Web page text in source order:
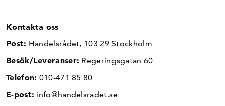
Kontakta oss
Post: Handelsrådet, 103 29 Stockholm
Besök/Leveranser: Regeringsgatan 60
Telefon: 010-471 85 80
E-post: info@handelsradet.se